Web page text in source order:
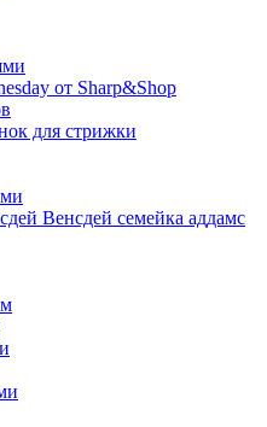
от Sharp&Shop
для стрижки
Венсдей семейка аддамс